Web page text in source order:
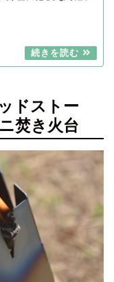
ドストー
焚き火台